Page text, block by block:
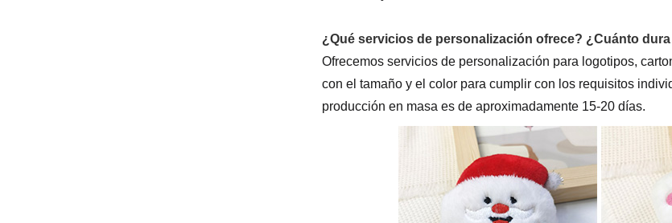
¿Qué servicios de personalización ofrece? ¿Cuánto
Ofrecemos servicios de personalización para logotipos,
con el tamaño y el color para cumplir con los requisitos
producción en masa es de aproximadamente 15-20 días.